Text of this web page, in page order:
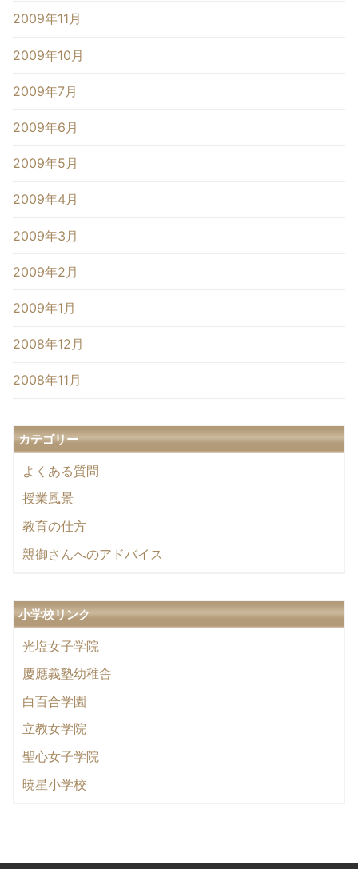
2009年11月
2009年10月
2009年7月
2009年6月
2009年5月
2009年4月
2009年3月
2009年2月
2009年1月
2008年12月
2008年11月
カテゴリー
よくある質問
授業風景
教育の仕方
親御さんへのアドバイス
小学校リンク
光塩女子学院
慶應義塾幼稚舎
白百合学園
立教女学院
聖心女子学院
暁星小学校